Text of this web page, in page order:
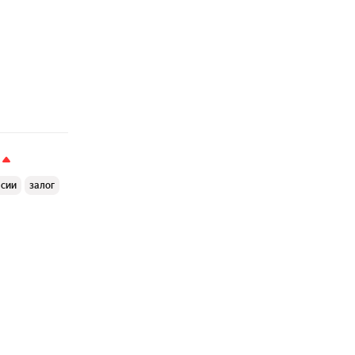
залог